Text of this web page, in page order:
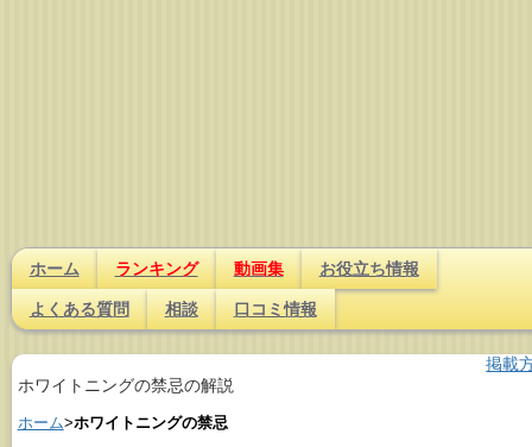
ホーム ランキング 動画集 お役立ち情報
よくある質問 相談 口コミ情報
掲載
ホワイトニングの禁忌の解説
ホーム>ホワイトニングの禁忌